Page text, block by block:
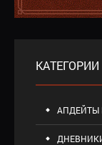
КАТЕГОРИИ
АПДЕЙТЫ